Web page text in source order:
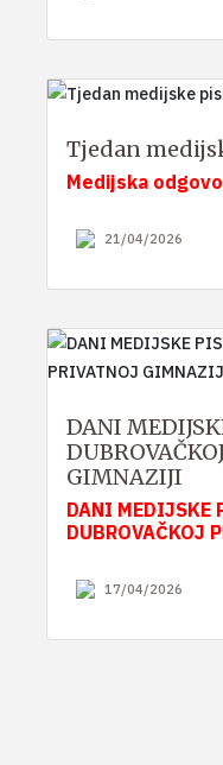
Tjedan
Medijska
21/04/2026
DANI
GIMNAZIJI
DANI MEDIJSKE
DUBROVAČKOJ
17/04/2026